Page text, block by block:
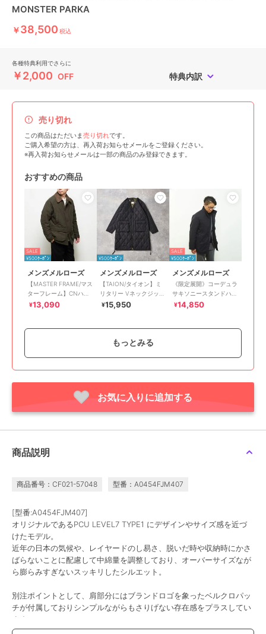
MONSTER PARKA
￥38,500 税込
各種特典利用でさらに
￥2,000 OFF 特典内訳
売り切れ
この商品はただいま売り切れです。
ご購入希望の方は、再入荷お知らせメールをご登録ください。
※再入荷お知らせメールは一部の商品のみ登録できます。
おすすめの商品
SALE
¥500ｸｰﾎﾟﾝ
メンズメルローズ
【MASTER FRAME/マス
ターフレーム】CNハイ
カウントグログランライ
¥13,090
¥500ｸｰﾎﾟﾝ
メンズメルローズ
【TAION/タイオン】ミ
リタリー Vネックジップ
ダウンコート
¥15,950
SALE
¥500ｸｰﾎﾟﾝ
メンズメルローズ
《限定展開》コーデュラ
サキソニースタンドハン
ティングジャケット
¥14,850
メンズメルローズ
リタリー クルーネック
もっとみる
お気に入りに追加する
商品説明
商品番号：CF021-57048 型番：A0454FJM407
[型番:A0454FJM407]
オリジナルであるPCU LEVEL7 TYPE1 にデザインやサイズ感を近づ
けたモデル。
近年の日本の気候や、レイヤードのし易さ、脱いだ時や収納時にかさ
ばらないことに配慮して中綿量を調整しており、オーバーサイズなが
ら膨らみすぎないスッキリしたシルエット。
別注ポイントとして、肩部分にはブランドロゴを象ったベルクロパッ
チが付属しておりシンプルながらもさりげない存在感をプラスしてい
ます。
また、インラインには無いカラー、ネイビーを今期メンズメルローズ